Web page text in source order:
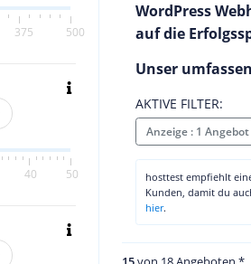
375 500
40 50
WordPress
auf die
Unser
AKTIVE FILTER:
Anzeige : 1
hosttest empfiehlt
Kunden, damit du
hier.